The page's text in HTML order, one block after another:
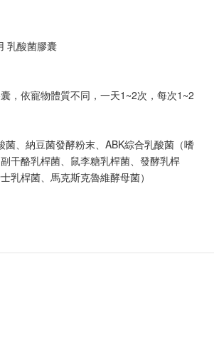
乳酸菌膠囊
，依寵物體質不同，一天1~2次，每次1~2
菌、納豆菌發酵粉末、ABK綜合乳酸菌（嗜
干酪乳桿菌、鼠李糖乳桿菌、發酵乳桿
乳桿菌、馬克斯克魯維酵母菌）